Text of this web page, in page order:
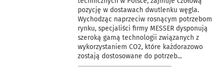
pozycję w dostawach dwutlenku węgla.
Wychodząc naprzeciw rosnącym potrzebom
rynku, specjaliści firmy MESSER dysponują
szeroką gamą technologii związanych z
wykorzystaniem CO2, które każdorazowo
zostają dostosowane do potrzeb...